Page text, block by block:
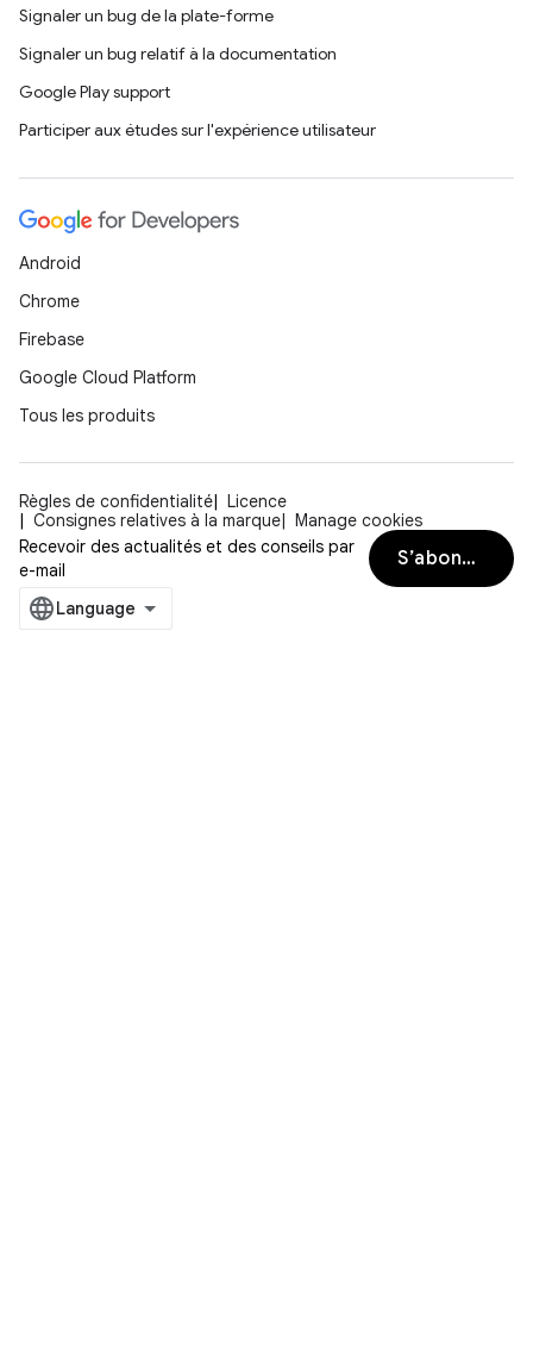
Signaler un bug de la plate-forme
Signaler un bug relatif à la documentation
Google Play support
Participer aux études sur l'expérience utilisateur
Android
Chrome
Firebase
Google Cloud Platform
Tous les produits
Règles de confidentialité
Licence
Consignes relatives à la marque
Manage cookies
Recevoir des actualités et des conseils par
e-mail
S’abonner